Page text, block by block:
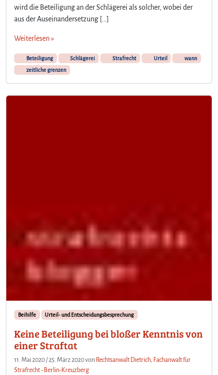
wird die Beteiligung an der Schlägerei als solcher, wobei der
aus der Auseinandersetzung […]
Weiterlesen »
Beteiligung Schlägerei Strafrecht Urteil
wann
zeitliche grenzen
Beihilfe Urteil- und Entscheidungsbesprechung
Keine Beteiligung bei bloßer Kenntnis von
einer Straftat
11. Mai 2020 /25. März 2020von Rechtsanwalt Dietrich, Fachanwalt für
Strafrecht - Berlin-Kreuzberg